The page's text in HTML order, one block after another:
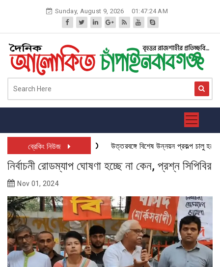
Sunday, August 9, 2026 01:47:25 AM
ব্রেকিং নিউজ উত্তরবঙ্গে বিশেষ উন্নয়ন প্রকল্প চালু হতে
নির্বাচনী রোডম্যাপ ঘোষণা হচ্ছে না কেন, প্রশ্ন সিপিবির
Nov 01, 2024